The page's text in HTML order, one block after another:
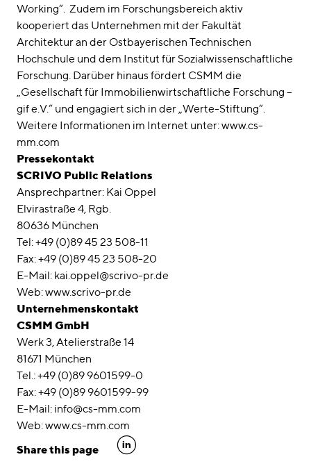
Working“. Zudem im Forschungsbereich aktiv
kooperiert das Unternehmen mit der Fakultät
Architektur an der Ostbayerischen Technischen
Hochschule und dem Institut für Sozialwissenschaftliche
Forschung. Darüber hinaus fördert CSMM die
„Gesellschaft für Immobilienwirtschaftliche Forschung –
gif e.V.“ und engagiert sich in der „Werte-Stiftung“.
Weitere Informationen im Internet unter: www.cs-
mm.com
Pressekontakt
SCRIVO Public Relations
Ansprechpartner: Kai Oppel
Elvirastraße 4, Rgb.
80636 München
Tel: +49 (0)89 45 23 508-11
Fax: +49 (0)89 45 23 508-20
E-Mail: kai.oppel@scrivo-pr.de
Web: www.scrivo-pr.de
Unternehmenskontakt
CSMM GmbH
Werk 3, Atelierstraße 14
81671 München
Tel.: +49 (0)89 9601599-0
Fax: +49 (0)89 9601599-99
E-Mail: info@cs-mm.com
Web: www.cs-mm.com
Share this page
linkedin